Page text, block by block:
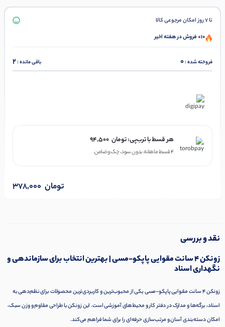
تا 7 روز امکان مرجوعی کالا
10+ فروش در هفته اخیر
فروخته شده :0 باقی مانده :2
هر قسط با ترب‌پی: 94,500 تومان
۴ قسط ماهانه. بدون سود، چک و ضامن.
378,000 تومان
نقد و بررسی
زونکن 4 سانت مقوایی پاپکو-مسی | بهترین انتخاب برای سازماندهی و
نگهداری اسناد
زونکن 4 سانت مقوایی پاپکو-مسی یکی از محبوب‌ترین و کاربردی‌ترین محصولات برای نظم‌دهی به
اسناد، برگه‌ها و مدارک در دفتر کار و محیط‌های آموزشی است. این زونکن با طراحی مقاوم و وزن سبک،
امکان دسته‌بندی آسان و مرتب‌سازی حرفه‌ای را برای شما فراهم می‌کند.